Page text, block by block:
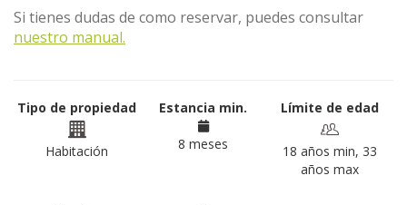
Si tienes dudas de como reservar, puedes consultar
nuestro manual.
Tipo de propiedad
Habitación
Estancia min.
8 meses
Límite de edad
18 años min, 33
años max